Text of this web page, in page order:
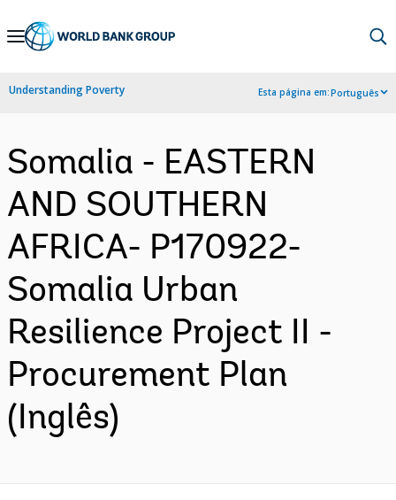
Skip
Navigation
Understanding Poverty Esta página em:Português
Somalia - EASTERN
AND SOUTHERN
AFRICA- P170922-
Somalia Urban
Resilience Project II -
Procurement Plan
(Inglês)